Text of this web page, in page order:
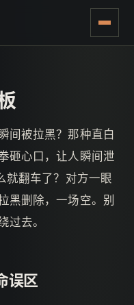
间被拉黑？那种直白
砸心口，让人瞬间泄
就翻车了？对方一眼
黑删除，一场空。别
去。
误区